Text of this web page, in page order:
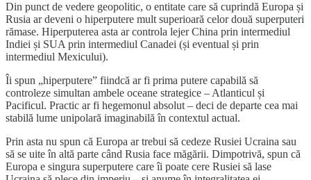
Din punct de vedere geopolitic, o entitate care să cuprindă Europa și
Rusia ar deveni o hiperputere mult superioară celor două superputeri
rămase. Hiperputerea asta ar controla lejer China prin intermediul
Indiei și SUA prin intermediul Canadei (și eventual și prin
intermediul Mexicului).
Îi spun „hiperputere” fiindcă ar fi prima putere capabilă să
controleze simultan ambele oceane strategice – Atlanticul și
Pacificul. Practic ar fi hegemonul absolut – deci de departe cea mai
stabilă lume unipolară imaginabilă în contextul actual.
Prin asta nu spun că Europa ar trebui să cedeze Rusiei Ucraina sau
să se uite în altă parte când Rusia face măgării. Dimpotrivă, spun că
Europa e singura superputere care îi poate cere Rusiei să lase